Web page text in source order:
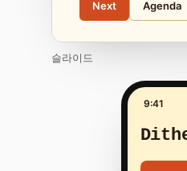
Next Agenda
슬라이드
9:41